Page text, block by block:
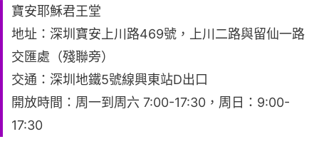
寶安耶穌君王堂
地址：深圳寶安上川路469號，上川二路與留仙一路
交匯處（殘聯旁）
交通：深圳地鐵5號線興東站D出口
開放時間：周一到周六 7:00-17:30，周日：9:00-
17:30